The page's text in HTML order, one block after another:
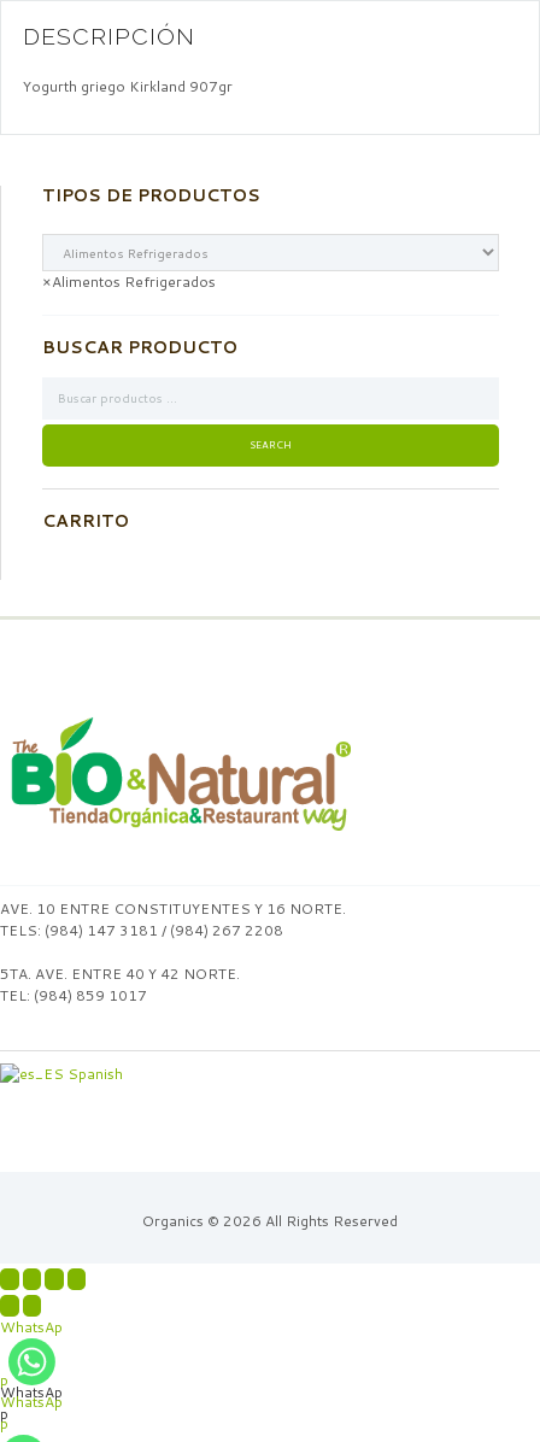
DESCRIPCIÓN
Yogurth griego Kirkland 907gr
TIPOS DE PRODUCTOS
×Alimentos Refrigerados
BUSCAR PRODUCTO
CARRITO
AVE. 10 ENTRE CONSTITUYENTES Y 16 NORTE.
TELS: (984) 147 3181 / (984) 267 2208
5TA. AVE. ENTRE 40 Y 42 NORTE.
TEL: (984) 859 1017
Spanish
Organics © 2026 All Rights Reserved
WhatsAp
p
WhatsAp
p
WhatsAp
p